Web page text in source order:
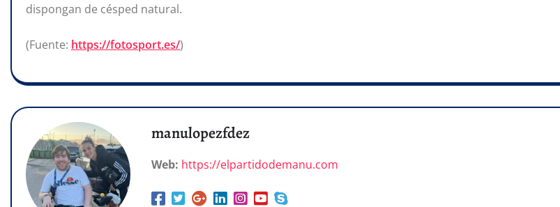
dispongan de césped natural.
(Fuente: https://fotosport.es/)
manulopezfdez
Web: https://elpartidodemanu.com